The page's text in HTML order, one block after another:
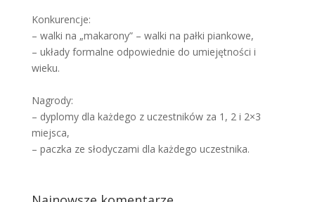
Konkurencje:
– walki na „makarony” – walki na pałki piankowe,
– układy formalne odpowiednie do umiejętności i
wieku.
Nagrody:
– dyplomy dla każdego z uczestników za 1, 2 i 2×3
miejsca,
– paczka ze słodyczami dla każdego uczestnika.